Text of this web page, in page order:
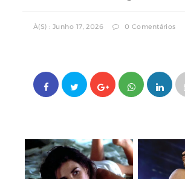
À(s) : Junho 17, 2026 0 Comentários